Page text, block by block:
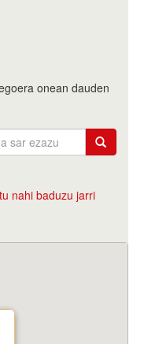
onean dauden
nahi baduzu jarri